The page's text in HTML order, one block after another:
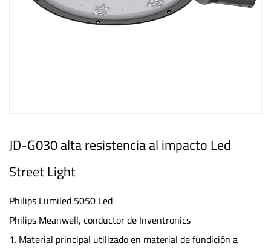
JD-G030 alta resistencia al impacto Led
Street Light
Philips Lumiled 5050 Led
Philips Meanwell, conductor de Inventronics
1. Material principal utilizado en material de fundición a